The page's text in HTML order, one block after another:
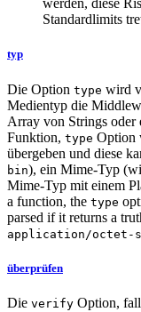
werden, diese
Standardlimits
typ
Die Option type wird
Medientyp die
Array von Strings oder
Funktion, type Option
übergeben und diese
bin), ein Mime-Typ
Mime-Typ mit einem
a function, the type
parsed if it returns a
application/octet-
überprüfen
Die verify Option,